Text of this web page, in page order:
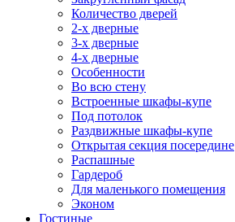
Количество дверей
2-х дверные
3-х дверные
4-х дверные
Особенности
Во всю стену
Встроенные шкафы-купе
Под потолок
Раздвижные шкафы-купе
Открытая секция посередине
Распашные
Гардероб
Для маленького помещения
Эконом
Гостиные